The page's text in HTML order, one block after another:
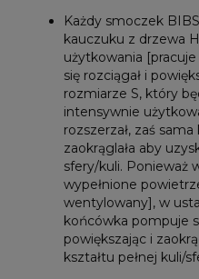
Każdy smoczek
kauczuku z drzewa
użytkowania
się rozciągał i
rozmiarze S, który
intensywnie
rozszerzał, zaś
zaokrąglała aby
sfery/kuli. Ponieważ
wypełnione
wentylowany], w
końcówka pompuje
powiększając i
kształtu pełnej kuli/